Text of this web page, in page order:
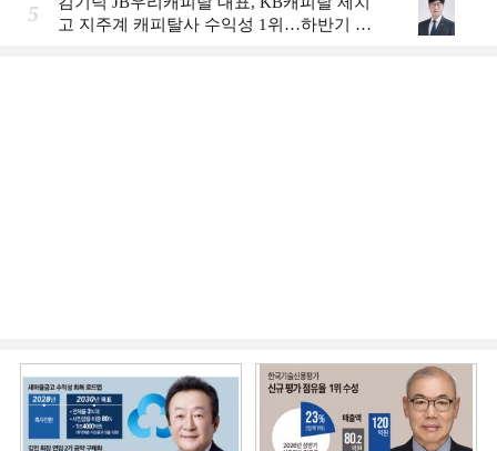
5
고 지주계 캐피탈사 수익성 1위…하반기 외